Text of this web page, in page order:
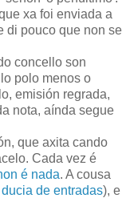
xa foi enviada a
di pouco que non se
concello son
polo menos o
emisión regrada,
nota, aínda segue
que axita cando
Cada vez é
é nada. A cousa
de entradas), e